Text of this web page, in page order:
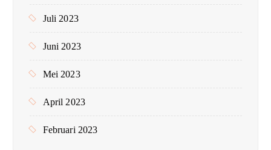
Juli 2023
Juni 2023
Mei 2023
April 2023
Februari 2023